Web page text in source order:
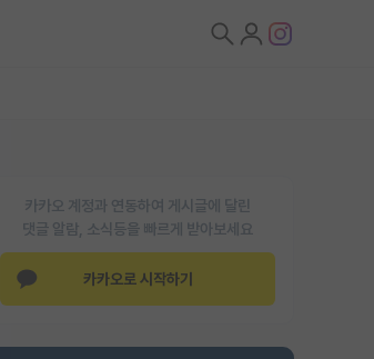
카카오 계정과 연동하여 게시글에 달린
댓글 알람, 소식등을 빠르게 받아보세요
카카오로 시작하기